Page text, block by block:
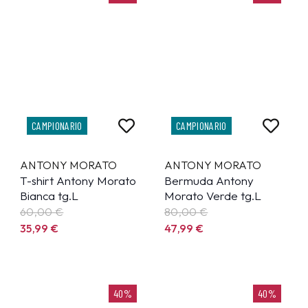
CAMPIONARIO
ANTONY MORATO
T-shirt Antony Morato
Bianca tg.L
60,00 €
35,99€
CAMPIONARIO
ANTONY MORATO
Bermuda Antony
Morato Verde tg.L
80,00 €
47,99€
40% 40%